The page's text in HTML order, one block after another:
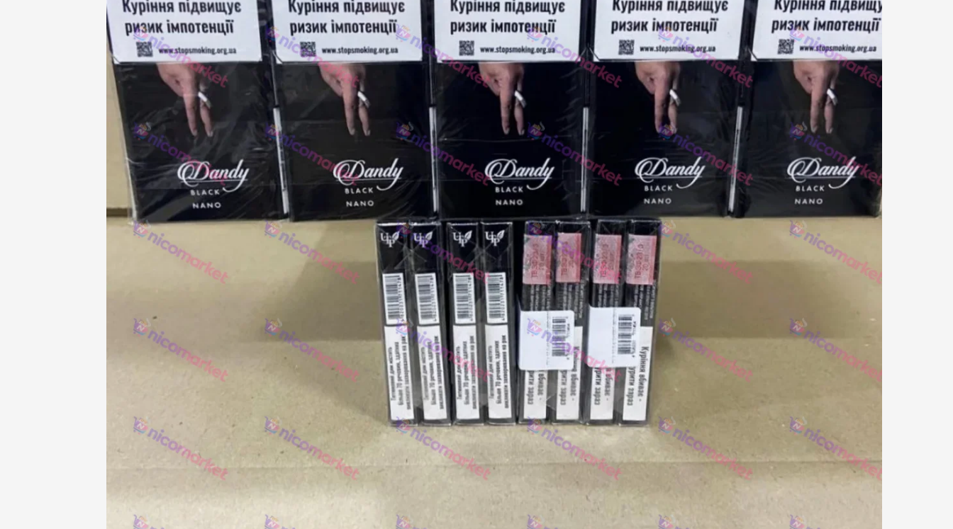
Прима
Rothmans
Camel
Monte Carlo
Sobranie
Ritm
L&M
TOBACCO Lux
CHAPMAN
Frida
King
Marvel
Акциз UA
Капсула (вкус)
Manchester
Nistru
Leana
ASTRU